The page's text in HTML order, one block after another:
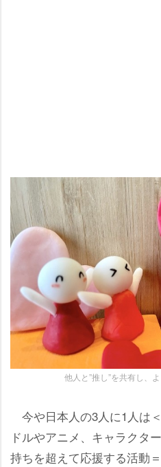
他人と”推し”を共有し、
今や日本人の3人に1人は
ドルやアニメ、キャラクタ
持ちを超えて応援する活動